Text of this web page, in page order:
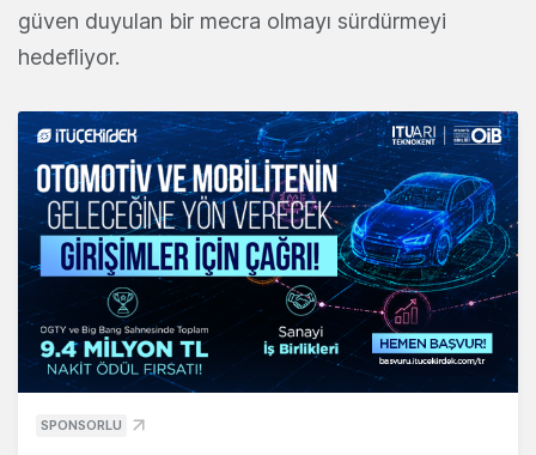
güven duyulan bir mecra olmayı sürdürmeyi
hedefliyor.
SPONSORLU